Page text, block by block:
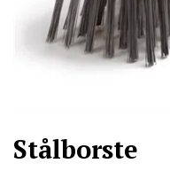
Stålborste